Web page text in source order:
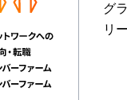
グ
リ